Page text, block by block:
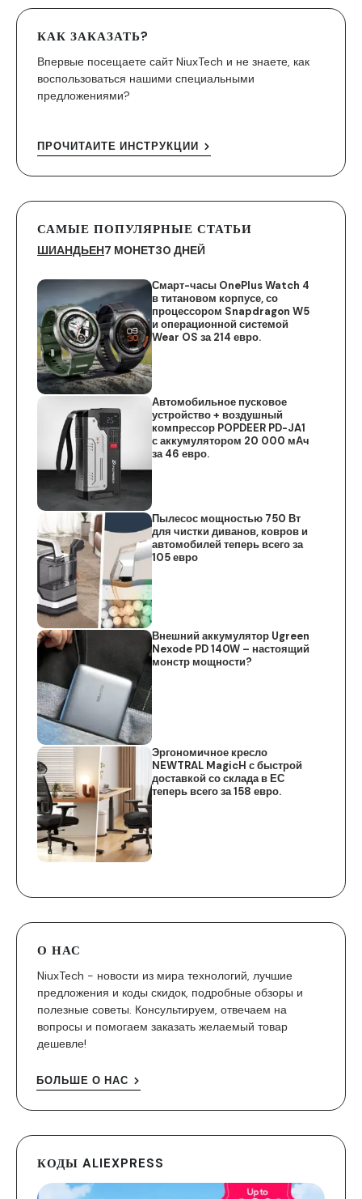
КАК ЗАКАЗАТЬ?
Впервые посещаете сайт NiuxTech и не знаете, как
воспользоваться нашими специальными
предложениями?
ПРОЧИТАЙТЕ ИНСТРУКЦИИ
САМЫЕ ПОПУЛЯРНЫЕ СТАТЬИ
ШИАНДЬЕН7 МОНЕТ30 ДНЕЙ
Смарт-часы OnePlus Watch 4
в титановом корпусе, со
процессором Snapdragon W5
и операционной системой
Wear OS за 214 евро.
Автомобильное пусковое
устройство + воздушный
компрессор POPDEER PD-JA1
с аккумулятором 20 000 мАч
за 46 евро.
Пылесос мощностью 750 Вт
для чистки диванов, ковров и
автомобилей теперь всего за
105 евро
Внешний аккумулятор Ugreen
Nexode PD 140W – настоящий
монстр мощности?
Эргономичное кресло
NEWTRAL MagicH с быстрой
доставкой со склада в ЕС
теперь всего за 158 евро.
О НАС
NiuxTech - новости из мира технологий, лучшие
предложения и коды скидок, подробные обзоры и
полезные советы. Консультируем, отвечаем на
вопросы и помогаем заказать желаемый товар
дешевле!
БОЛЬШЕ О НАС
КОДЫ ALIEXPRESS